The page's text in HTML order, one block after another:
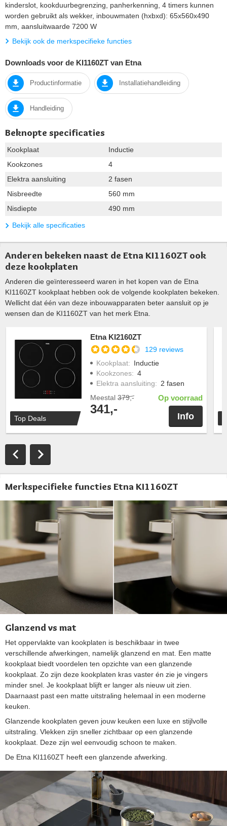
kinderslot, kookduurbegrenzing, panherkenning, 4 timers kunnen
worden gebruikt als wekker, inbouwmaten (hxbxd): 65x560x490
mm, aansluitwaarde 7200 W
Bekijk ook de merkspecifieke functies
Downloads voor de KI1160ZT van Etna
Productinformatie Installatiehandleiding
Handleiding
Beknopte specificaties
Kookplaat
Inductie
Kookzones
4
Elektra aansluiting
2 fasen
Nisbreedte
560 mm
Nisdiepte
490 mm
Bekijk alle specificaties
Anderen bekeken naast de Etna KI1160ZT ook
deze kookplaten
Anderen die geïnteresseerd waren in het kopen van de Etna
KI1160ZT kookplaat hebben ook de volgende kookplaten bekeken.
Wellicht dat één van deze inbouwapparaten beter aansluit op je
wensen dan de KI1160ZT van het merk Etna.
Top Deals
Etna KI2160ZT
129 reviews
Kookplaat: Inductie
Kookzones: 4
Elektra aansluiting: 2 fasen
Meestal 379,-
341,-
Op voorraad
Info
Merkspecifieke functies Etna KI1160ZT
Glanzend vs mat
Het oppervlakte van kookplaten is beschikbaar in twee
verschillende afwerkingen, namelijk glanzend en mat. Een matte
kookplaat biedt voordelen ten opzichte van een glanzende
kookplaat. Zo zijn deze kookplaten kras vaster én zie je vingers
minder snel. Je kookplaat blijft er langer als nieuw uit zien.
Daarnaast past een matte uitstraling helemaal in een moderne
keuken.
Glanzende kookplaten geven jouw keuken een luxe en stijlvolle
uitstraling. Vlekken zijn sneller zichtbaar op een glanzende
kookplaat. Deze zijn wel eenvoudig schoon te maken.
De Etna KI1160ZT heeft een glanzende afwerking.